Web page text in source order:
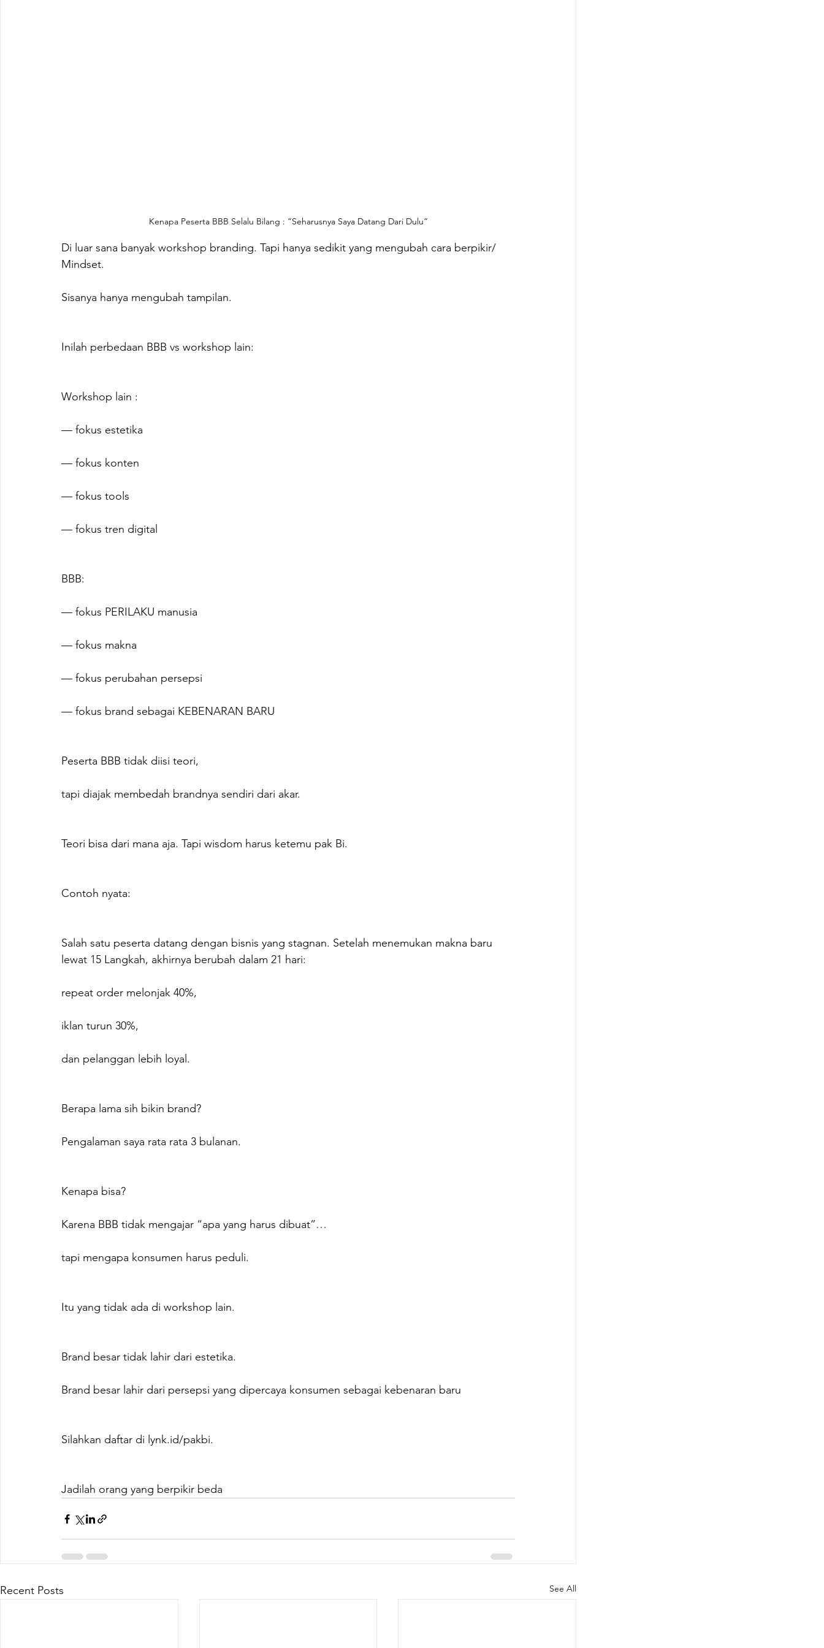
Kenapa Peserta BBB Selalu Bilang : ”Seharusnya Saya Datang Dari Dulu”
Di luar sana banyak workshop branding. Tapi hanya sedikit yang mengubah cara berpikir/
Mindset.
Sisanya hanya mengubah tampilan.
Inilah perbedaan BBB vs workshop lain:
Workshop lain :
— fokus estetika
— fokus konten
— fokus tools
— fokus tren digital
BBB:
— fokus PERILAKU manusia
— fokus makna
— fokus perubahan persepsi
— fokus brand sebagai KEBENARAN BARU
Peserta BBB tidak diisi teori,
tapi diajak membedah brandnya sendiri dari akar.
Teori bisa dari mana aja. Tapi wisdom harus ketemu pak Bi.
Contoh nyata:
Salah satu peserta datang dengan bisnis yang stagnan. Setelah menemukan makna baru
lewat 15 Langkah, akhirnya berubah dalam 21 hari:
repeat order melonjak 40%,
iklan turun 30%,
dan pelanggan lebih loyal.
Berapa lama sih bikin brand?
Pengalaman saya rata rata 3 bulanan.
Kenapa bisa?
Karena BBB tidak mengajar “apa yang harus dibuat”…
tapi mengapa konsumen harus peduli.
Itu yang tidak ada di workshop lain.
Brand besar tidak lahir dari estetika.
Brand besar lahir dari persepsi yang dipercaya konsumen sebagai kebenaran baru
Silahkan daftar di lynk.id/pakbi.
Jadilah orang yang berpikir beda
Recent Posts See All